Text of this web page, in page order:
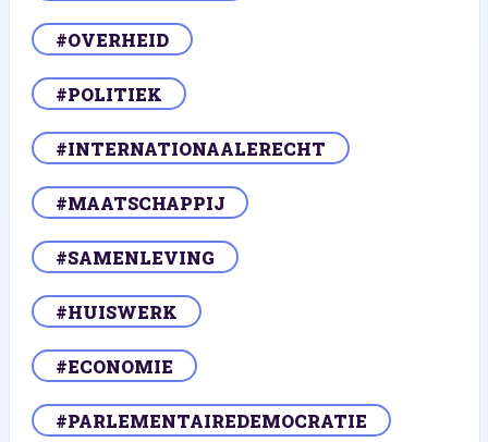
#OVERHEID
#POLITIEK
#INTERNATIONAALERECHT
#MAATSCHAPPIJ
#SAMENLEVING
#HUISWERK
#ECONOMIE
#PARLEMENTAIREDEMOCRATIE